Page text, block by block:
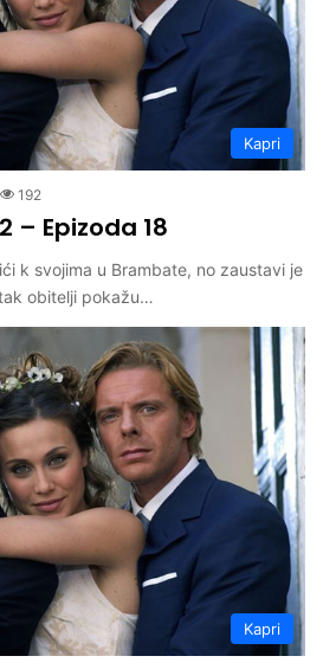
Kapri
192
– Epizoda 18
k svojima u Brambate, no zaustavi je
obitelji pokažu…
Kapri